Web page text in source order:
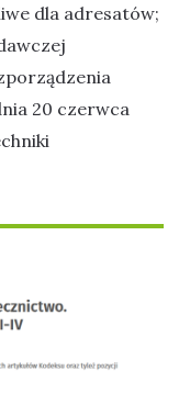
dla adresatów;
20 czerwca